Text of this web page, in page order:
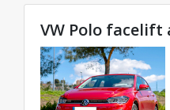
VW Polo facelift